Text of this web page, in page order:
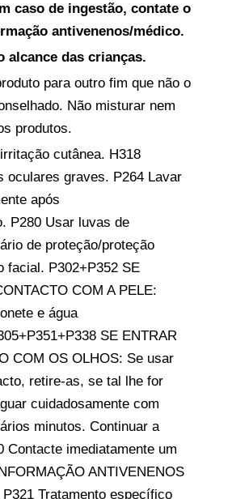
caso de ingestão, contate o
antivenenos/médico.
alcance das crianças.
para outro fim que não o
Não misturar nem
produtos.
cutânea. H318
oculares graves. P264 Lavar
após
P280 Usar luvas de
de proteção/proteção
facial. P302+P352 SE
COM A PELE:
e água
SE ENTRAR
COM OS OLHOS: Se usar
retire-as, se tal lhe for
cuidadosamente com
minutos. Continuar a
Contacte imediatamente um
ANTIVENENOS
P321 Tratamento específico